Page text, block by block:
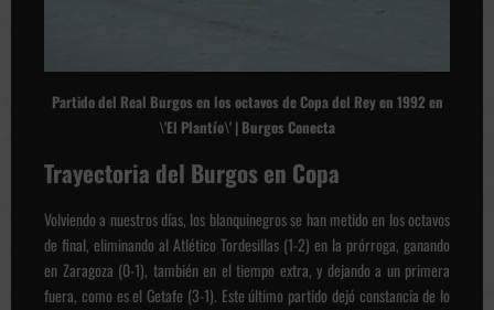
Partido del Real Burgos en los octavos de Copa del Rey en 1992 en
\'El Plantío\' | Burgos Conecta
Trayectoria del Burgos en Copa
Volviendo a nuestros días, los blanquinegros se han metido en los octavos
de final, eliminando al Atlético Tordesillas (1-2) en la prórroga, ganando
en Zaragoza (0-1), también en el tiempo extra, y dejando a un primera
fuera, como es el Getafe (3-1). Este último partido dejó constancia de lo